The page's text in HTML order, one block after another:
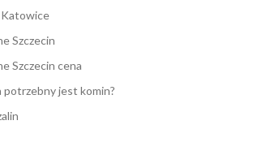
Katowice
Szczecin
Szczecin cena
potrzebny jest komin?